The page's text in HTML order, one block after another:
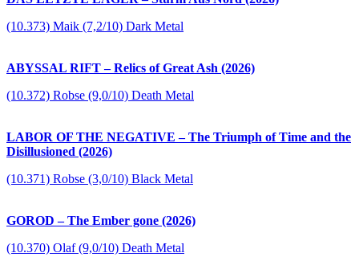
(10.373) Maik (7,2/10) Dark Metal
ABYSSAL RIFT – Relics of Great Ash (2026)
(10.372) Robse (9,0/10) Death Metal
LABOR OF THE NEGATIVE – The Triumph of Time and the
Disillusioned (2026)
(10.371) Robse (3,0/10) Black Metal
GOROD – The Ember gone (2026)
(10.370) Olaf (9,0/10) Death Metal